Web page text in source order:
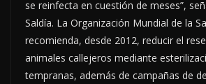
se reinfecta en cuestión de meses”,
Saldía. La Organización Mundial de la
recomienda, desde 2012, reducir el
animales callejeros mediante
tempranas, además de campañas de